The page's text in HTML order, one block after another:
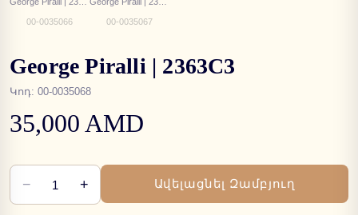
00-0035066 00-0035067
George Piralli | 2363C3
Կոդ: 00-0035068
35,000 AMD
− 1 + Ավելացնել Զամբյուղ